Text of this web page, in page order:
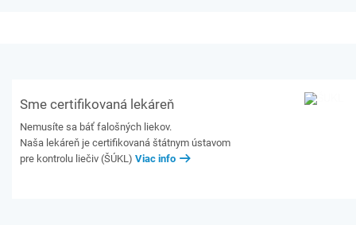
Sme certifikovaná lekáreň
Nemusíte sa báť falošných liekov.
Naša lekáreň je certifikovaná štátnym ústavom
pre kontrolu liečiv (ŠÚKL) Viac info